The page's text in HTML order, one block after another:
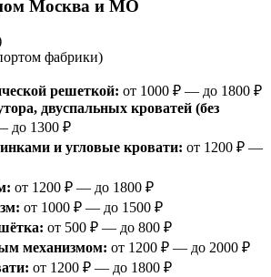
Москва и МО
фабрики)
решеткой: от 1000 ₽ — до 1800 ₽
двуспальных кроватей (без
до 1300 ₽
и угловые кровати: от 1200 ₽ —
от 1200 ₽ — до 1800 ₽
от 1000 ₽ — до 1500 ₽
от 500 ₽ — до 800 ₽
механизмом: от 1200 ₽ — до 2000 ₽
от 1200 ₽ — до 1800 ₽